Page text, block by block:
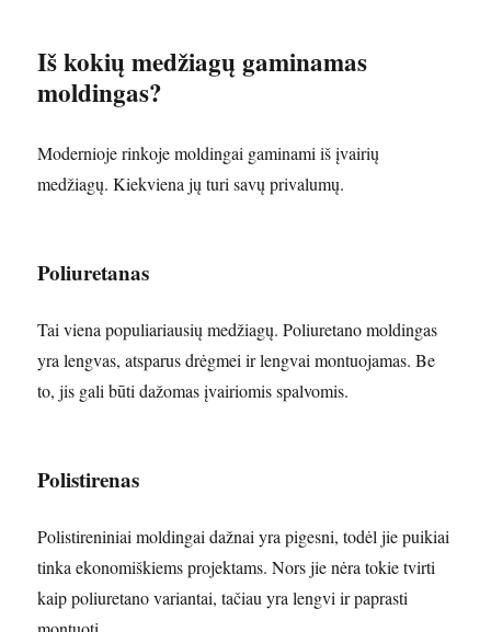
Iš kokių medžiagų gaminamas
moldingas?
Modernioje rinkoje moldingai gaminami iš įvairių
medžiagų. Kiekviena jų turi savų privalumų.
Poliuretanas
Tai viena populiariausių medžiagų. Poliuretano moldingas
yra lengvas, atsparus drėgmei ir lengvai montuojamas. Be
to, jis gali būti dažomas įvairiomis spalvomis.
Polistirenas
Polistireniniai moldingai dažnai yra pigesni, todėl jie puikiai
tinka ekonomiškiems projektams. Nors jie nėra tokie tvirti
kaip poliuretano variantai, tačiau yra lengvi ir paprasti